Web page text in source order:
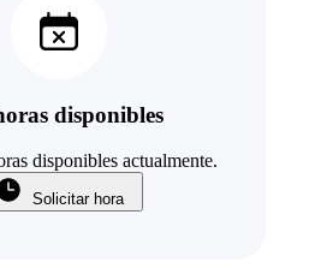
disponibles
disponibles actualmente.
Solicitar hora